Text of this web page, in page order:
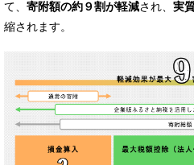
て、 寄附額の約９割が軽減され、 実
縮されます。